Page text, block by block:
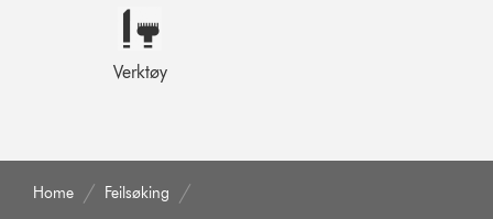
Verktøy
Home Feilsøking